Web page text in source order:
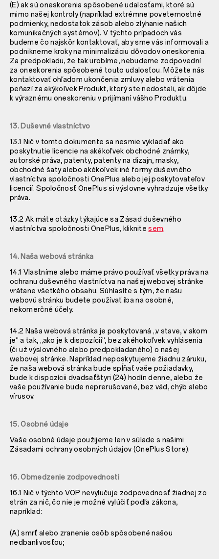
(E) ak sú oneskorenia spôsobené udalosťami, ktoré sú
mimo našej kontroly (napríklad extrémne poveternostné
podmienky, nedostatok zásob alebo zlyhanie našich
komunikačných systémov). V týchto prípadoch vás
budeme čo najskôr kontaktovať, aby sme vás informovali a
podnikneme kroky na minimalizáciu dôvodov oneskorenia.
Za predpokladu, že tak urobíme, nebudeme zodpovední
za oneskorenia spôsobené touto udalosťou. Môžete nás
kontaktovať ohľadom ukončenia zmluvy alebo vrátenia
peňazí za akýkoľvek Produkt, ktorý ste nedostali, ak dôjde
k výraznému oneskoreniu v prijímaní vášho Produktu.
13. Duševné vlastníctvo
13.1 Nič v tomto dokumente sa nesmie vykladať ako
poskytnutie licencie na akékoľvek obchodné známky,
autorské práva, patenty, patenty na dizajn, masky,
obchodné šaty alebo akékoľvek iné formy duševného
vlastníctva spoločnosti OnePlus alebo jej poskytovateľov
licencií. Spoločnosť OnePlus si výslovne vyhradzuje všetky
práva.
13.2 Ak máte otázky týkajúce sa Zásad duševného
vlastníctva spoločnosti OnePlus, kliknitesem.
14. Naša webová stránka
14.1 Vlastníme alebo máme právo používať všetky práva na
ochranu duševného vlastníctva na našej webovej stránke
vrátane všetkého obsahu. Súhlasíte s tým, že našu
webovú stránku budete používať iba na osobné,
nekomerčné účely.
14.2 Naša webová stránka je poskytovaná „v stave, v akom
je“ a tak, „ako je k dispozícii“, bez akéhokoľvek vyhlásenia
(či už výslovného alebo predpokladaného) o našej
webovej stránke. Napríklad neposkytujeme žiadnu záruku,
že naša webová stránka bude spĺňať vaše požiadavky,
bude k dispozícii dvadsaťštyri (24) hodín denne, alebo že
vaše používanie bude neprerušované, bez vád, chýb alebo
vírusov.
15. Osobné údaje
Vaše osobné údaje použijeme len v súlade s našimi
Zásadami ochrany osobných údajov (OnePlus Store).
16. Obmedzenie zodpovednosti
16.1 Nič v týchto VOP nevylučuje zodpovednosť žiadnej zo
strán za nič, čo nie je možné vylúčiť podľa zákona,
napríklad:
(A) smrť alebo zranenie osôb spôsobené našou
nedbanlivosťou;